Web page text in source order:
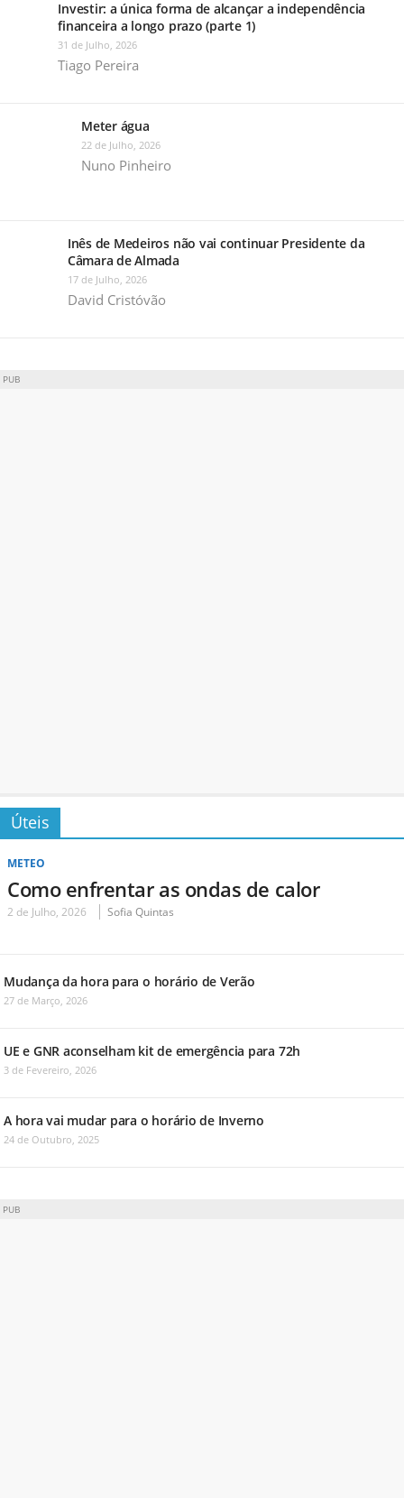
Investir: a única forma de alcançar a independência
financeira a longo prazo (parte 1)
31 de Julho, 2026
Tiago Pereira
Meter água
22 de Julho, 2026
Nuno Pinheiro
Inês de Medeiros não vai continuar Presidente da
Câmara de Almada
17 de Julho, 2026
David Cristóvão
PUB
Úteis
METEO
Como enfrentar as ondas de calor
2 de Julho, 2026 Sofia Quintas
Mudança da hora para o horário de Verão
27 de Março, 2026
UE e GNR aconselham kit de emergência para 72h
3 de Fevereiro, 2026
A hora vai mudar para o horário de Inverno
24 de Outubro, 2025
PUB